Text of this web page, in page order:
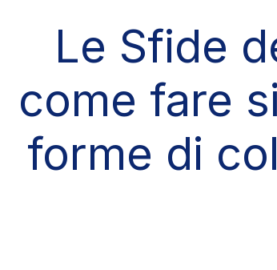
Le Sfide
come fare
forme di